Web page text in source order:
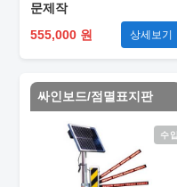
문제작
555,000 원
상세보기
싸인보드/점멸표지판
수입